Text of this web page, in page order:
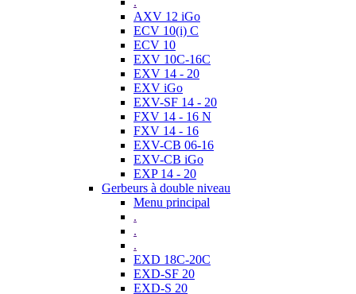
AXV 12 iGo
ECV 10(i) C
ECV 10
EXV 10C-16C
EXV 14 - 20
EXV iGo
EXV-SF 14 - 20
FXV 14 - 16 N
FXV 14 - 16
EXV-CB 06-16
EXV-CB iGo
EXP 14 - 20
Gerbeurs à double niveau
Menu principal
.
.
.
EXD 18C-20C
EXD-SF 20
EXD-S 20